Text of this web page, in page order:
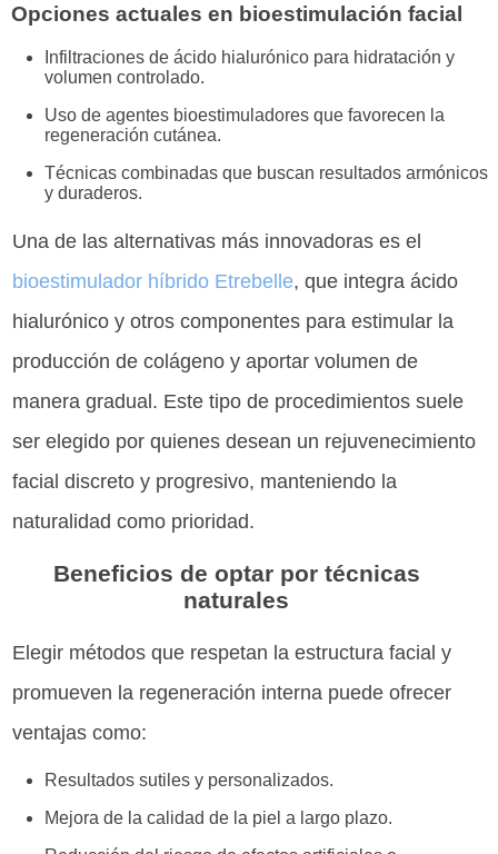
Opciones actuales en bioestimulación facial
Infiltraciones de ácido hialurónico para hidratación y
volumen controlado.
Uso de agentes bioestimuladores que favorecen la
regeneración cutánea.
Técnicas combinadas que buscan resultados armónicos
y duraderos.
Una de las alternativas más innovadoras es el
bioestimulador híbrido Etrebelle, que integra ácido
hialurónico y otros componentes para estimular la
producción de colágeno y aportar volumen de
manera gradual. Este tipo de procedimientos suele
ser elegido por quienes desean un rejuvenecimiento
facial discreto y progresivo, manteniendo la
naturalidad como prioridad.
Beneficios de optar por técnicas
naturales
Elegir métodos que respetan la estructura facial y
promueven la regeneración interna puede ofrecer
ventajas como:
Resultados sutiles y personalizados.
Mejora de la calidad de la piel a largo plazo.